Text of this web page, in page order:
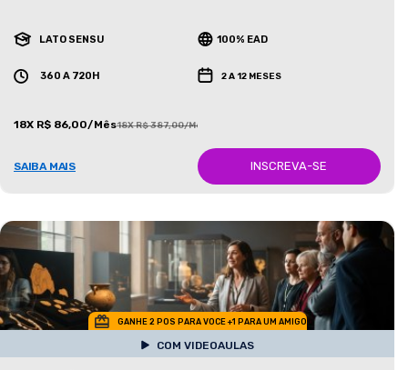
LATO SENSU 100% EAD
360 A 720H 2 A 12 MESES
18X R$ 86,00/Mês18X R$ 387,00/Mês
SAIBA MAIS INSCREVA-SE
GANHE 2 POS PARA VOCE +1 PARA UM AMIGO
COM VIDEOAULAS